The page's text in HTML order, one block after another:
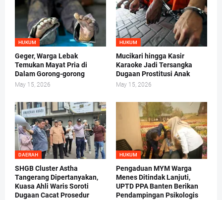
HUKUM
Geger, Warga Lebak
Temukan Mayat Pria di
Dalam Gorong-gorong
May 15, 2026
HUKUM
Mucikari hingga Kasir
Karaoke Jadi Tersangka
Dugaan Prostitusi Anak
May 15, 2026
DAERAH
SHGB Cluster Astha
Tangerang Dipertanyakan,
Kuasa Ahli Waris Soroti
Dugaan Cacat Prosedur
HUKUM
Pengaduan MYM Warga
Menes Ditindak Lanjuti,
UPTD PPA Banten Berikan
Pendampingan Psikologis